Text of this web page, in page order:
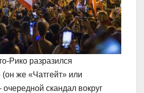
Рико разразился
(он же «Чатгейт» или
скандал вокруг